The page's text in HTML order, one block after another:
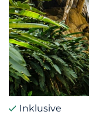
Inklusive